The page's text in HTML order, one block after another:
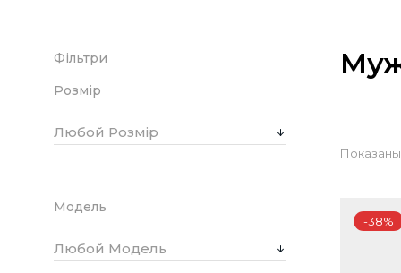
Показаны
-38%
Фільтри
Розмір
Любой Розмір
Модель
Любой Модель